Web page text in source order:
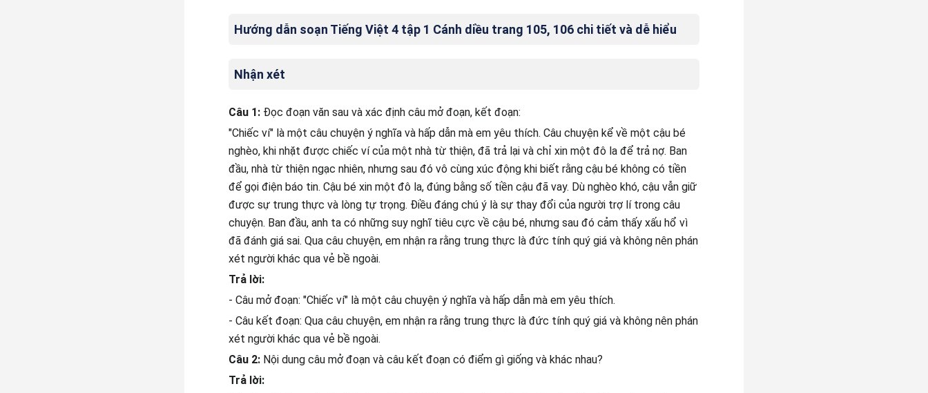
Hướng dẫn soạn Tiếng Việt 4 tập 1 Cánh diều trang 105, 106 chi tiết và dễ hiểu
Nhận xét
Câu 1:Đọc đoạn văn sau và xác định câu mở đoạn, kết đoạn:
"Chiếc ví" là một câu chuyện ý nghĩa và hấp dẫn mà em yêu thích. Câu chuyện kể về một cậu bé
nghèo, khi nhặt được chiếc ví của một nhà từ thiện, đã trả lại và chỉ xin một đô la để trả nợ. Ban
đầu, nhà từ thiện ngạc nhiên, nhưng sau đó vô cùng xúc động khi biết rằng cậu bé không có tiền
để gọi điện báo tin. Cậu bé xin một đô la, đúng bằng số tiền cậu đã vay. Dù nghèo khó, cậu vẫn giữ
được sự trung thực và lòng tự trọng. Điều đáng chú ý là sự thay đổi của người trợ lí trong câu
chuyện. Ban đầu, anh ta có những suy nghĩ tiêu cực về cậu bé, nhưng sau đó cảm thấy xấu hổ vì
đã đánh giá sai. Qua câu chuyện, em nhận ra rằng trung thực là đức tính quý giá và không nên phán
xét người khác qua vẻ bề ngoài.
Trả lời:
- Câu mở đoạn: "Chiếc ví" là một câu chuyện ý nghĩa và hấp dẫn mà em yêu thích.
- Câu kết đoạn: Qua câu chuyện, em nhận ra rằng trung thực là đức tính quý giá và không nên phán
xét người khác qua vẻ bề ngoài.
Câu 2:Nội dung câu mở đoạn và câu kết đoạn có điểm gì giống và khác nhau?
Trả lời: